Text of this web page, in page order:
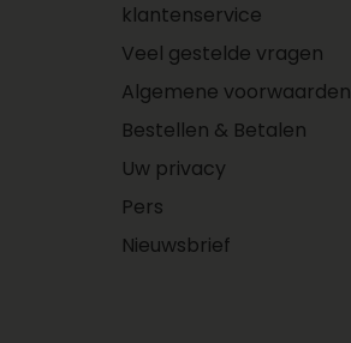
klantenservice
Veel gestelde vragen
Algemene voorwaarden
Bestellen & Betalen
Uw privacy
Pers
Nieuwsbrief